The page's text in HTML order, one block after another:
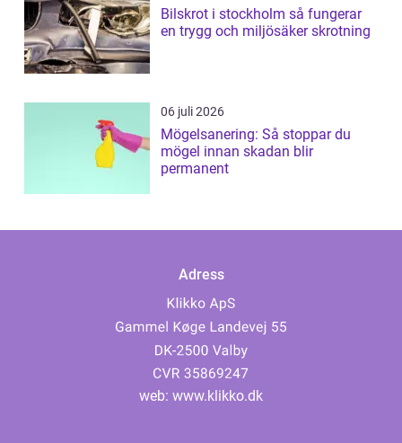
Bilskrot i stockholm så fungerar
en trygg och miljösäker skrotning
06 juli 2026
Mögelsanering: Så stoppar du
mögel innan skadan blir
permanent
Adress
web: www.klikko.dk